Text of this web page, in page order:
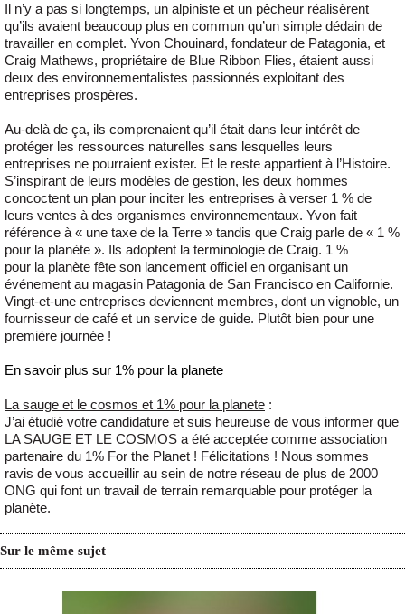
Il n’y a pas si longtemps, un alpiniste et un pêcheur réalisèrent
qu’ils avaient beaucoup plus en commun qu’un simple dédain de
travailler en complet. Yvon Chouinard, fondateur de Patagonia, et
Craig Mathews, propriétaire de Blue Ribbon Flies, étaient aussi
deux des environnementalistes passionnés exploitant des
entreprises prospères.
Au-delà de ça, ils comprenaient qu’il était dans leur intérêt de
protéger les ressources naturelles sans lesquelles leurs
entreprises ne pourraient exister. Et le reste appartient à l’Histoire.
S’inspirant de leurs modèles de gestion, les deux hommes
concoctent un plan pour inciter les entreprises à verser 1 % de
leurs ventes à des organismes environnementaux. Yvon fait
référence à « une taxe de la Terre » tandis que Craig parle de « 1 %
pour la planète ». Ils adoptent la terminologie de Craig. 1 %
pour la planète fête son lancement officiel en organisant un
événement au magasin Patagonia de San Francisco en Californie.
Vingt-et-une entreprises deviennent membres, dont un vignoble, un
fournisseur de café et un service de guide. Plutôt bien pour une
première journée !
En savoir plus sur 1% pour la planete
La sauge et le cosmos et 1% pour la planete :
J’ai étudié votre candidature et suis heureuse de vous informer que
LA SAUGE ET LE COSMOS a été acceptée comme association
partenaire du 1% For the Planet ! Félicitations ! Nous sommes
ravis de vous accueillir au sein de notre réseau de plus de 2000
ONG qui font un travail de terrain remarquable pour protéger la
planète.
Sur le même sujet